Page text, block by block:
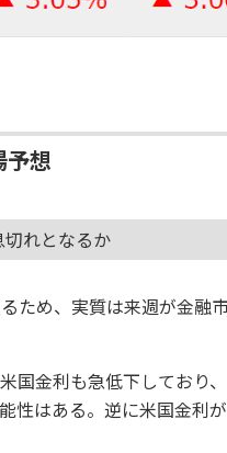
予想
れとなるか
ため、実質は来週が金融
国金利も急低下しており
性はある。逆に米国金利